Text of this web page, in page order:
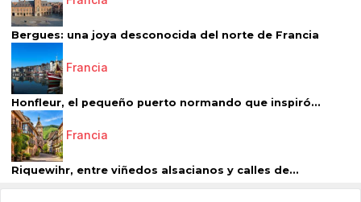
Bergues: una joya desconocida del norte de Francia
Francia
Honfleur, el pequeño puerto normando que inspiró...
Francia
Riquewihr, entre viñedos alsacianos y calles de...